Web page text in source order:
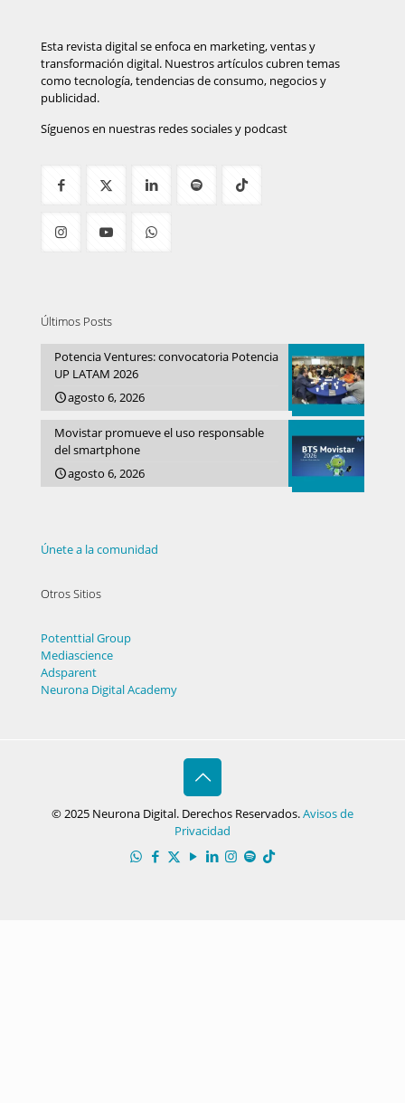
Esta revista digital se enfoca en marketing, ventas y
transformación digital. Nuestros artículos cubren temas
como tecnología, tendencias de consumo, negocios y
publicidad.
Síguenos en nuestras redes sociales y podcast
Últimos Posts
Potencia Ventures: convocatoria Potencia
UP LATAM 2026
agosto 6, 2026
Movistar promueve el uso responsable
del smartphone
agosto 6, 2026
Únete a la comunidad
Otros Sitios
Potenttial Group
Mediascience
Adsparent
Neurona Digital Academy
© 2025 Neurona Digital. Derechos Reservados.Avisos de
Privacidad